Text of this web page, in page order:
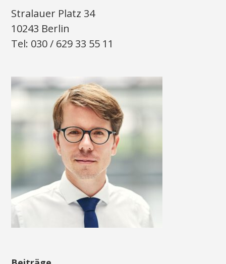
Stralauer Platz 34
10243 Berlin
Tel: 030 / 629 33 55 11